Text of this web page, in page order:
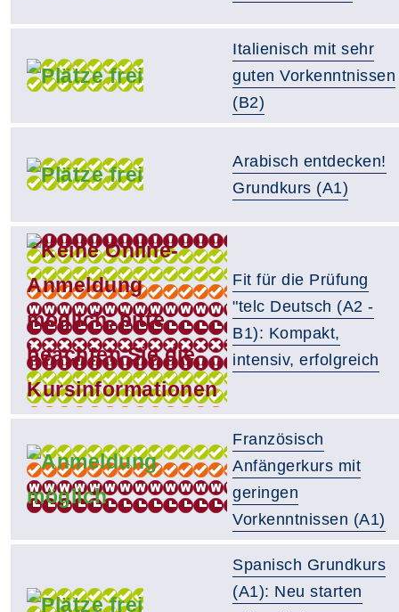
Italienisch mit sehr
guten Vorkenntnissen
(B2)
Arabisch entdecken!
Grundkurs (A1)
Fit für die Prüfung
"telc Deutsch (A2 -
B1): Kompakt,
intensiv, erfolgreich
Französisch
Anfängerkurs mit
geringen
Vorkenntnissen (A1)
Spanisch Grundkurs
(A1): Neu starten